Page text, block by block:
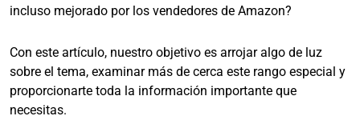
incluso mejorado por los vendedores de Amazon?
Con este artículo, nuestro objetivo es arrojar algo de luz
sobre el tema, examinar más de cerca este rango especial y
proporcionarte toda la información importante que
necesitas.